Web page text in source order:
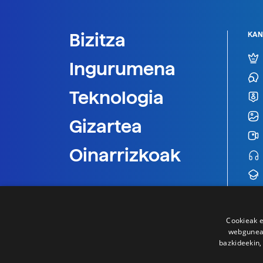
Bizitza
Ingurumena
Teknologia
Gizartea
Oinarrizkoak
Cookieak